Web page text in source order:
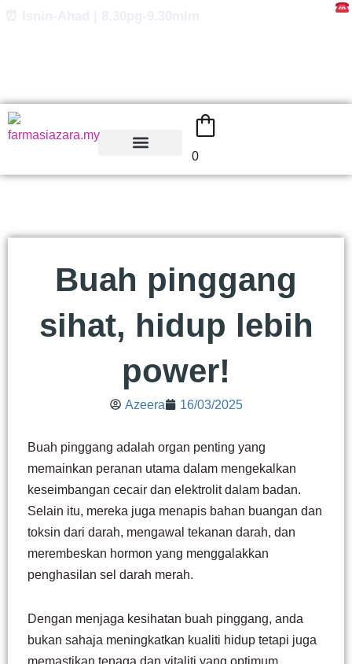
0
Buah pinggang
sihat, hidup lebih
power!
Azeera 16/03/2025
Buah pinggang adalah organ penting yang
memainkan peranan utama dalam mengekalkan
keseimbangan cecair dan elektrolit dalam badan.
Selain itu, mereka juga menapis bahan buangan dan
toksin dari darah, mengawal tekanan darah, dan
merembeskan hormon yang menggalakkan
penghasilan sel darah merah.
Dengan menjaga kesihatan buah pinggang, anda
bukan sahaja meningkatkan kualiti hidup tetapi juga
memastikan tenaga dan vitaliti yang optimum.